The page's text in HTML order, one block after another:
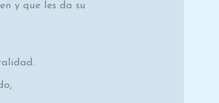
y que les da su